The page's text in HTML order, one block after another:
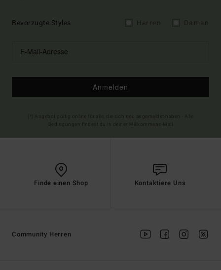
Bevorzugte Styles
Anmelden
Finde einen Shop Kontaktiere Uns
Community Herren